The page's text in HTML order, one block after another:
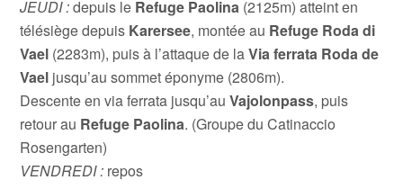
JEUDI :depuis le Refuge Paolina (2125m) atteint en
télésiège depuis Karersee, montée au Refuge Roda di
Vael (2283m), puis à l’attaque de laVia ferrata Roda de
Vael jusqu’au sommet éponyme (2806m).
Descente en via ferrata jusqu’auVajolonpass, puis
retour au Refuge Paolina. (Groupe du Catinaccio
Rosengarten)
VENDREDI : repos